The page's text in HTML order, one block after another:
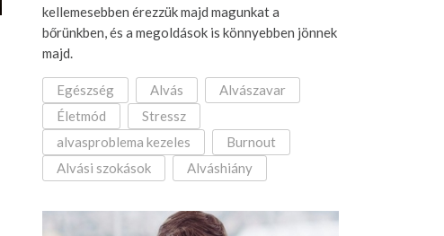
kellemesebben érezzük majd magunkat a
bőrünkben, és a megoldások is könnyebben jönnek
majd.
Egészség Alvás
Alvászavar
Életmód
Stressz
alvasproblema kezeles
Burnout
Alvási szokások
Alváshiány